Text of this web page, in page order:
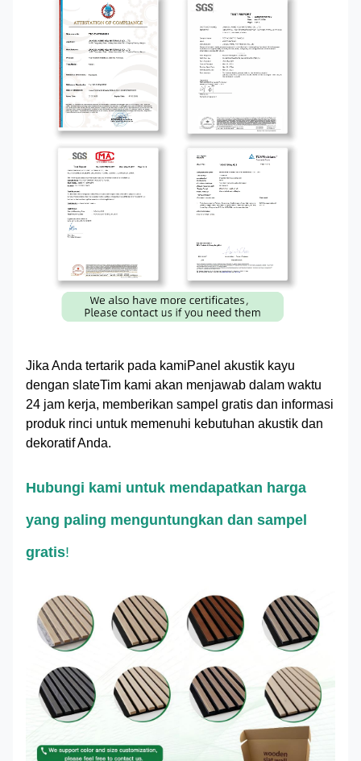
Jika Anda tertarik pada kamiPanel akustik kayu
dengan slateTim kami akan menjawab dalam waktu
24 jam kerja, memberikan sampel gratis dan informasi
produk rinci untuk memenuhi kebutuhan akustik dan
dekoratif Anda.
Hubungi kami untuk mendapatkan harga
yang paling menguntungkan dan sampel
gratis!